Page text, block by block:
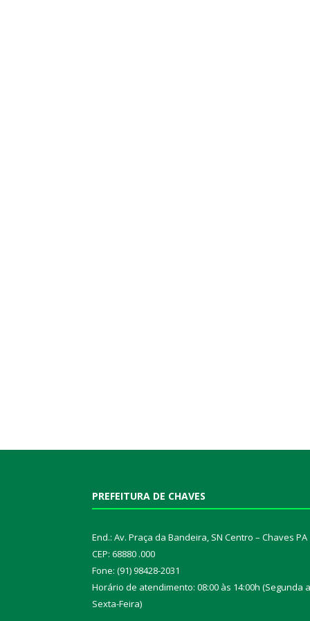
PREFEITURA DE CHAVES
End.: Av. Praça da Bandeira, SN Centro – Chaves PA
CEP: 68880 .000
Fone: (91) 98428-2031
Horário de atendimento: 08:00 às 14:00h (Segunda a
Sexta-Feira)